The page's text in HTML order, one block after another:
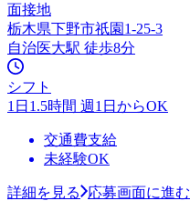
面接地
栃木県下野市祇園1-25-3
自治医大駅 徒歩8分
シフト
1日1.5時間 週1日からOK
交通費支給
未経験OK
詳細を見る 応募画面に進む